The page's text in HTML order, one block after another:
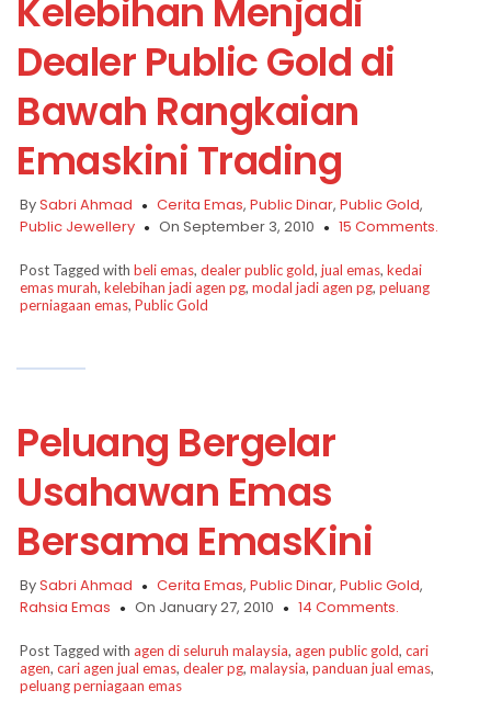
Kelebihan Menjadi
Dealer Public Gold di
Bawah Rangkaian
Emaskini Trading
BySabri Ahmad Cerita Emas, Public Dinar, Public Gold,
Public Jewellery
On September 3, 2010 15 Comments.
Post Tagged with beli emas, dealer public gold, jual emas, kedai
emas murah, kelebihan jadi agen pg, modal jadi agen pg, peluang
perniagaan emas, Public Gold
Peluang Bergelar
Usahawan Emas
Bersama EmasKini
BySabri Ahmad Cerita Emas, Public Dinar, Public Gold,
Rahsia Emas
On January 27, 2010 14 Comments.
Post Tagged with agen di seluruh malaysia, agen public gold, cari
agen, cari agen jual emas, dealer pg, malaysia, panduan jual emas,
peluang perniagaan emas